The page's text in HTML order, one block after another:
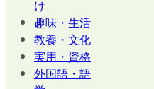
け
趣味・生活
教養・文化
実用・資格
外国語・語